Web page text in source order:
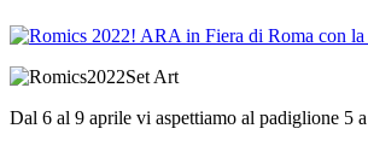
Dal 6 al 9 aprile vi aspettiamo al padiglione 5